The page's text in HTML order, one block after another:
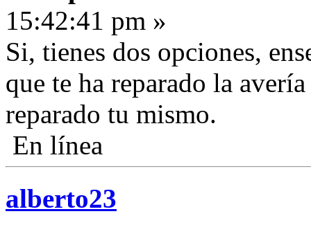
15:42:41 pm »
Si, tienes dos opciones,
que te ha reparado la
reparado tu mismo.
En línea
alberto23